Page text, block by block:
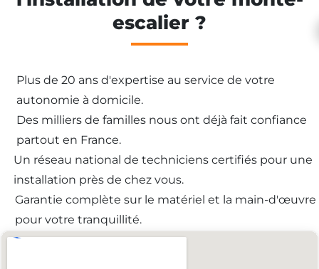
escalier ?
Plus de 20 ans d'expertise au service de votre
autonomie à domicile.
Des milliers de familles nous ont déjà fait confiance
partout en France.
Un réseau national de techniciens certifiés pour une
installation près de chez vous.
Garantie complète sur le matériel et la main-d'œuvre
pour votre tranquillité.